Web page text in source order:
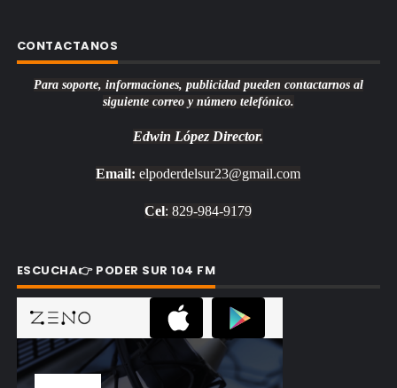
CONTACTANOS
Para soporte, informaciones, publicidad pueden contactarnos al
siguiente correo y número telefónico.
Edwin López Director.
Email: elpoderdelsur23@gmail.com
Cel: 829-984-9179
ESCUCHA👉 PODER SUR 104 FM